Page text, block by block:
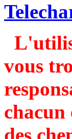
vous
chacun